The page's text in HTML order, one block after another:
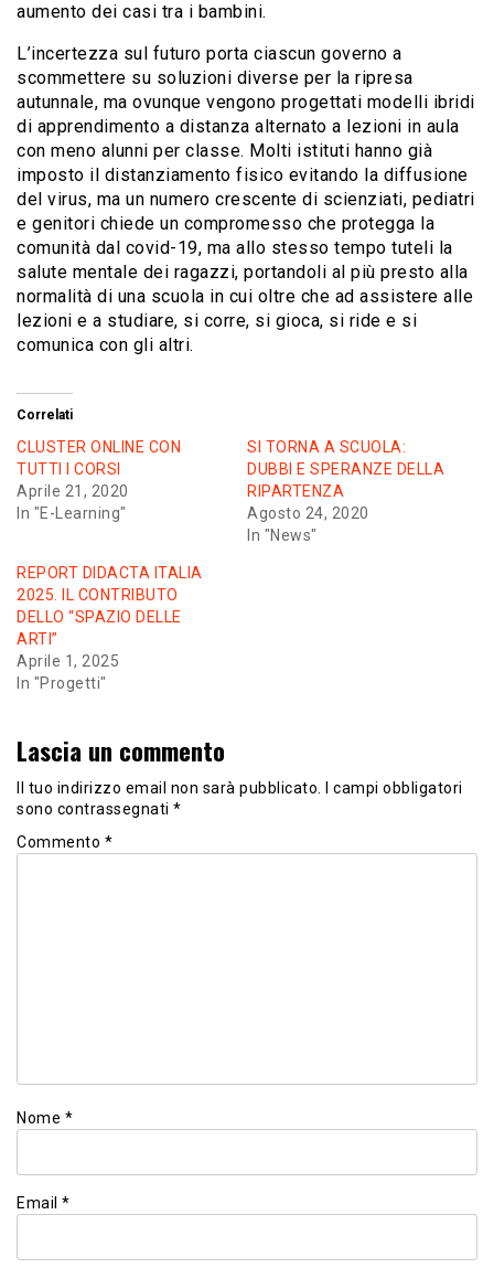
aumento dei casi tra i bambini.
L’incertezza sul futuro porta ciascun governo a
scommettere su soluzioni diverse per la ripresa
autunnale, ma ovunque vengono progettati modelli ibridi
di apprendimento a distanza alternato a lezioni in aula
con meno alunni per classe. Molti istituti hanno già
imposto il distanziamento fisico evitando la diffusione
del virus, ma un numero crescente di scienziati, pediatri
e genitori chiede un compromesso che protegga la
comunità dal covid-19, ma allo stesso tempo tuteli la
salute mentale dei ragazzi, portandoli al più presto alla
normalità di una scuola in cui oltre che ad assistere alle
lezioni e a studiare, si corre, si gioca, si ride e si
comunica con gli altri.
Correlati
CLUSTER ONLINE CON
TUTTI I CORSI
Aprile 21, 2020
In "E-Learning"
SI TORNA A SCUOLA:
DUBBI E SPERANZE DELLA
RIPARTENZA
Agosto 24, 2020
In "News"
REPORT DIDACTA ITALIA
2025. IL CONTRIBUTO
DELLO “SPAZIO DELLE
ARTI”
Aprile 1, 2025
In "Progetti"
Lascia un commento
Il tuo indirizzo email non sarà pubblicato. I campi obbligatori
sono contrassegnati *
Commento *
Nome *
Email *